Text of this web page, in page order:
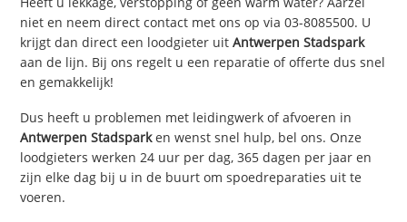
niet en neem direct contact met ons op via 03-8085500. U
krijgt dan direct een loodgieter uitAntwerpen Stadspark
aan de lijn. Bij ons regelt u een reparatie of offerte dus snel
en gemakkelijk!
Dus heeft u problemen met leidingwerk of afvoeren in
Antwerpen Stadsparken wenst snel hulp, bel ons. Onze
loodgieters werken 24 uur per dag, 365 dagen per jaar en
zijn elke dag bij u in de buurt om spoedreparaties uit te
voeren.